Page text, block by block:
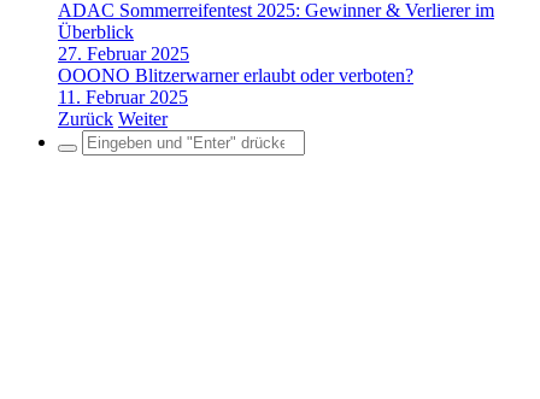
ADAC Sommerreifentest 2025: Gewinner & Verlierer im
Überblick
27. Februar 2025
OOONO Blitzerwarner erlaubt oder verboten?
11. Februar 2025
Zurück Weiter
Search
for: